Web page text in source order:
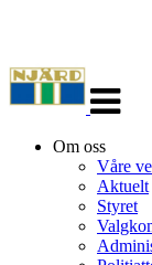
Om oss
Våre
Aktuelt
Styret